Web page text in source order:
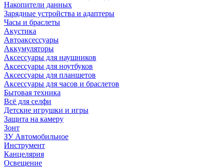
Накопители данных
Зарядные устройства и адаптеры
Часы и браслеты
Акустика
Автоаксессуары
Аккумуляторы
Аксессуары для наушников
Аксессуары для ноутбуков
Аксессуары для планшетов
Аксессуары для часов и браслетов
Бытовая техника
Всё для селфи
Детские игрушки и игры
Защита на камеру
Зонт
ЗУ Автомобильное
Инструмент
Канцелярия
Освещение